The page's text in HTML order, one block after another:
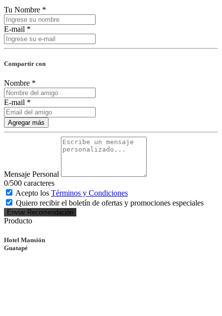
Tu Nombre *
E-mail *
Compartir con
Nombre *
E-mail *
Agregar más
Mensaje Personal
0/500 caracteres
Acepto los Términos y Condiciones
Quiero recibir el boletín de ofertas y promociones especiales
Enviar Recomendación
Producto
Hotel Mansión
Guatapé